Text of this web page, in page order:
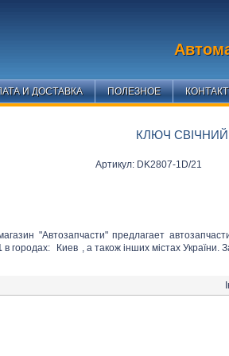
И ДОСТАВКА ПОЛЕЗНОЕ
КЛЮЧ СВІЧНИЙ
Артикул: DK2807-1D/21
"Автозапчасти" предлагает
в городах: Киев , а також інших містах України.